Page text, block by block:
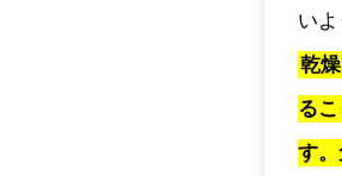
い
乾
る
す